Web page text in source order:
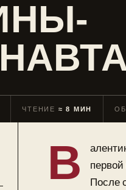
ЧТЕНИЕ ≈ 8 МИН
В
После